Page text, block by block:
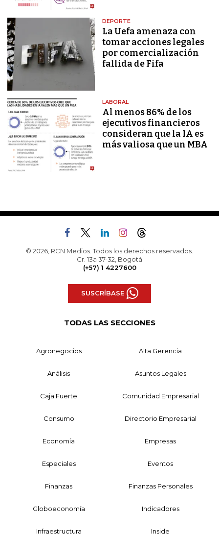
DEPORTE
La Uefa amenaza con
tomar acciones legales
por comercialización
fallida de Fifa
LABORAL
Al menos 86% de los
ejecutivos financieros
consideran que la IA es
más valiosa que un MBA
© 2026, RCN Medios. Todos los derechos reservados.
Cr. 13a 37-32, Bogotá
(+57) 1 4227600
SUSCRÍBASE
TODAS LAS SECCIONES
Agronegocios Alta Gerencia
Análisis Asuntos Legales
Caja Fuerte Comunidad Empresarial
Consumo Directorio Empresarial
Economía Empresas
Especiales Eventos
Finanzas Finanzas Personales
Globoeconomía Indicadores
Infraestructura Inside